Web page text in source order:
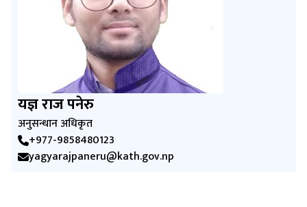
यज्ञ राज पनेरु
अनुसन्धान अधिकृत
+977-9858480123
yagyarajpaneru@kath.gov.np